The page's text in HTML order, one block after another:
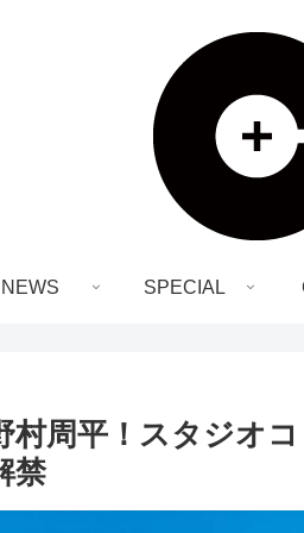
NEWS SPECIAL
村周平！スタジオ
禁